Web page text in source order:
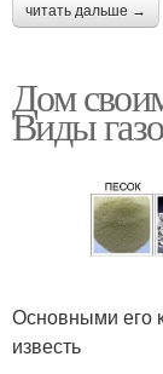
читать дальше →
Дом
Виды
Основными его
известь